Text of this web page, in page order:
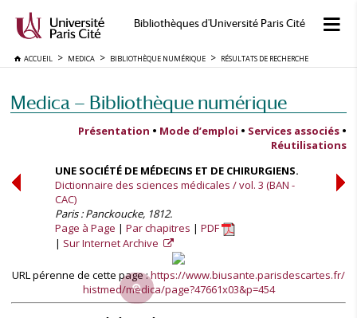
Bibliothèques d'Université Paris Cité
ACCUEIL MEDICA BIBLIOTHÈQUE NUMÉRIQUE RÉSULTATS DE RECHERCHE
Medica — Bibliothèque numérique
Présentation • Mode d’emploi • Services associés •
Réutilisations
UNE SOCIÉTÉ DE MÉDECINS ET DE CHIRURGIENS.
Dictionnaire des sciences médicales / vol. 3 (BAN -
CAC)
Paris : Panckoucke, 1812.
Page à Page
Par chapitres
PDF
Sur Internet Archive
URL pérenne de cette page :https://www.biusante.parisdescartes.fr/
histmed/medica/page?47661x03&p=454